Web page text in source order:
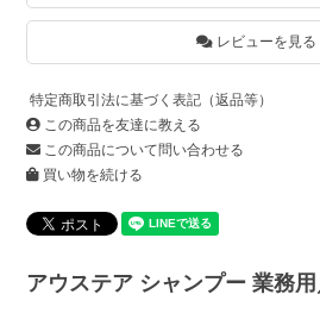
レビューを見る
特定商取引法に基づく表記（返品等）
この商品を友達に教える
この商品について問い合わせる
買い物を続ける
アウステア シャンプー 業務用